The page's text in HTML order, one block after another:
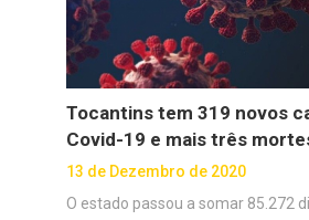
Tocantins tem 319 novos
Covid-19 e mais três
13 de Dezembro de 2020
O estado passou a somar 85.272